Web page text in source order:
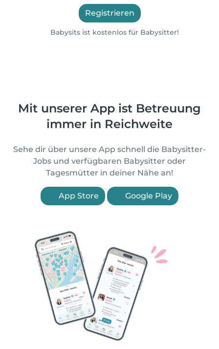
Registrieren
Babysits ist kostenlos für Babysitter!
Mit unserer App ist Betreuung
immer in Reichweite
Sehe dir über unsere App schnell die Babysitter-
Jobs und verfügbaren Babysitter oder
Tagesmütter in deiner Nähe an!
App Store Google Play